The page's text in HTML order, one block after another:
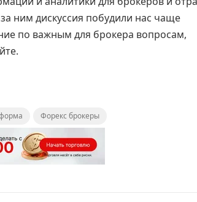
ним дискуссия побудили нас чаще
по важным для брокера вопросам,
Форекс брокеры